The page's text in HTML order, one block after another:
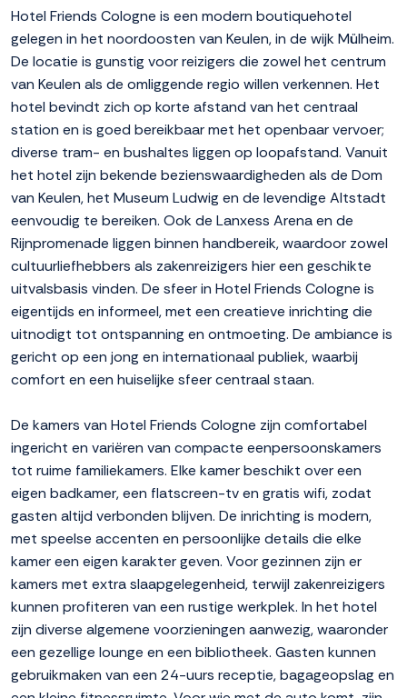
Hotel Friends Cologne is een modern boutiquehotel
gelegen in het noordoosten van Keulen, in de wijk Mülheim.
De locatie is gunstig voor reizigers die zowel het centrum
van Keulen als de omliggende regio willen verkennen. Het
hotel bevindt zich op korte afstand van het centraal
station en is goed bereikbaar met het openbaar vervoer;
diverse tram- en bushaltes liggen op loopafstand. Vanuit
het hotel zijn bekende bezienswaardigheden als de Dom
van Keulen, het Museum Ludwig en de levendige Altstadt
eenvoudig te bereiken. Ook de Lanxess Arena en de
Rijnpromenade liggen binnen handbereik, waardoor zowel
cultuurliefhebbers als zakenreizigers hier een geschikte
uitvalsbasis vinden. De sfeer in Hotel Friends Cologne is
eigentijds en informeel, met een creatieve inrichting die
uitnodigt tot ontspanning en ontmoeting. De ambiance is
gericht op een jong en internationaal publiek, waarbij
comfort en een huiselijke sfeer centraal staan.
De kamers van Hotel Friends Cologne zijn comfortabel
ingericht en variëren van compacte eenpersoonskamers
tot ruime familiekamers. Elke kamer beschikt over een
eigen badkamer, een flatscreen-tv en gratis wifi, zodat
gasten altijd verbonden blijven. De inrichting is modern,
met speelse accenten en persoonlijke details die elke
kamer een eigen karakter geven. Voor gezinnen zijn er
kamers met extra slaapgelegenheid, terwijl zakenreizigers
kunnen profiteren van een rustige werkplek. In het hotel
zijn diverse algemene voorzieningen aanwezig, waaronder
een gezellige lounge en een bibliotheek. Gasten kunnen
gebruikmaken van een 24-uurs receptie, bagageopslag en